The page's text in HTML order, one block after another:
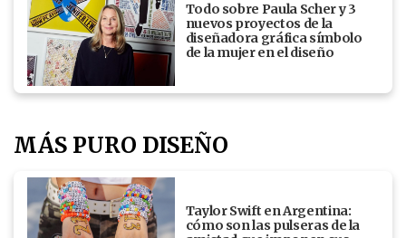
Todo sobre Paula Scher y 3
nuevos proyectos de la
diseñadora gráfica símbolo
de la mujer en el diseño
MÁS PURO DISEÑO
Taylor Swift en Argentina:
cómo son las pulseras de la